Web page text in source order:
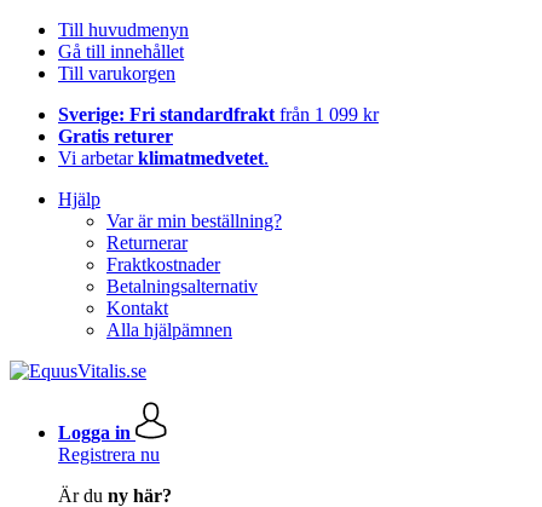
Till huvudmenyn
Gå till innehållet
Till varukorgen
Sverige: Fri standardfrakt från 1 099 kr
Gratis returer
Vi arbetarklimatmedvetet.
Hjälp
Var är min beställning?
Returnerar
Fraktkostnader
Betalningsalternativ
Kontakt
Alla hjälpämnen
Logga in
Registrera nu
Är du ny här?